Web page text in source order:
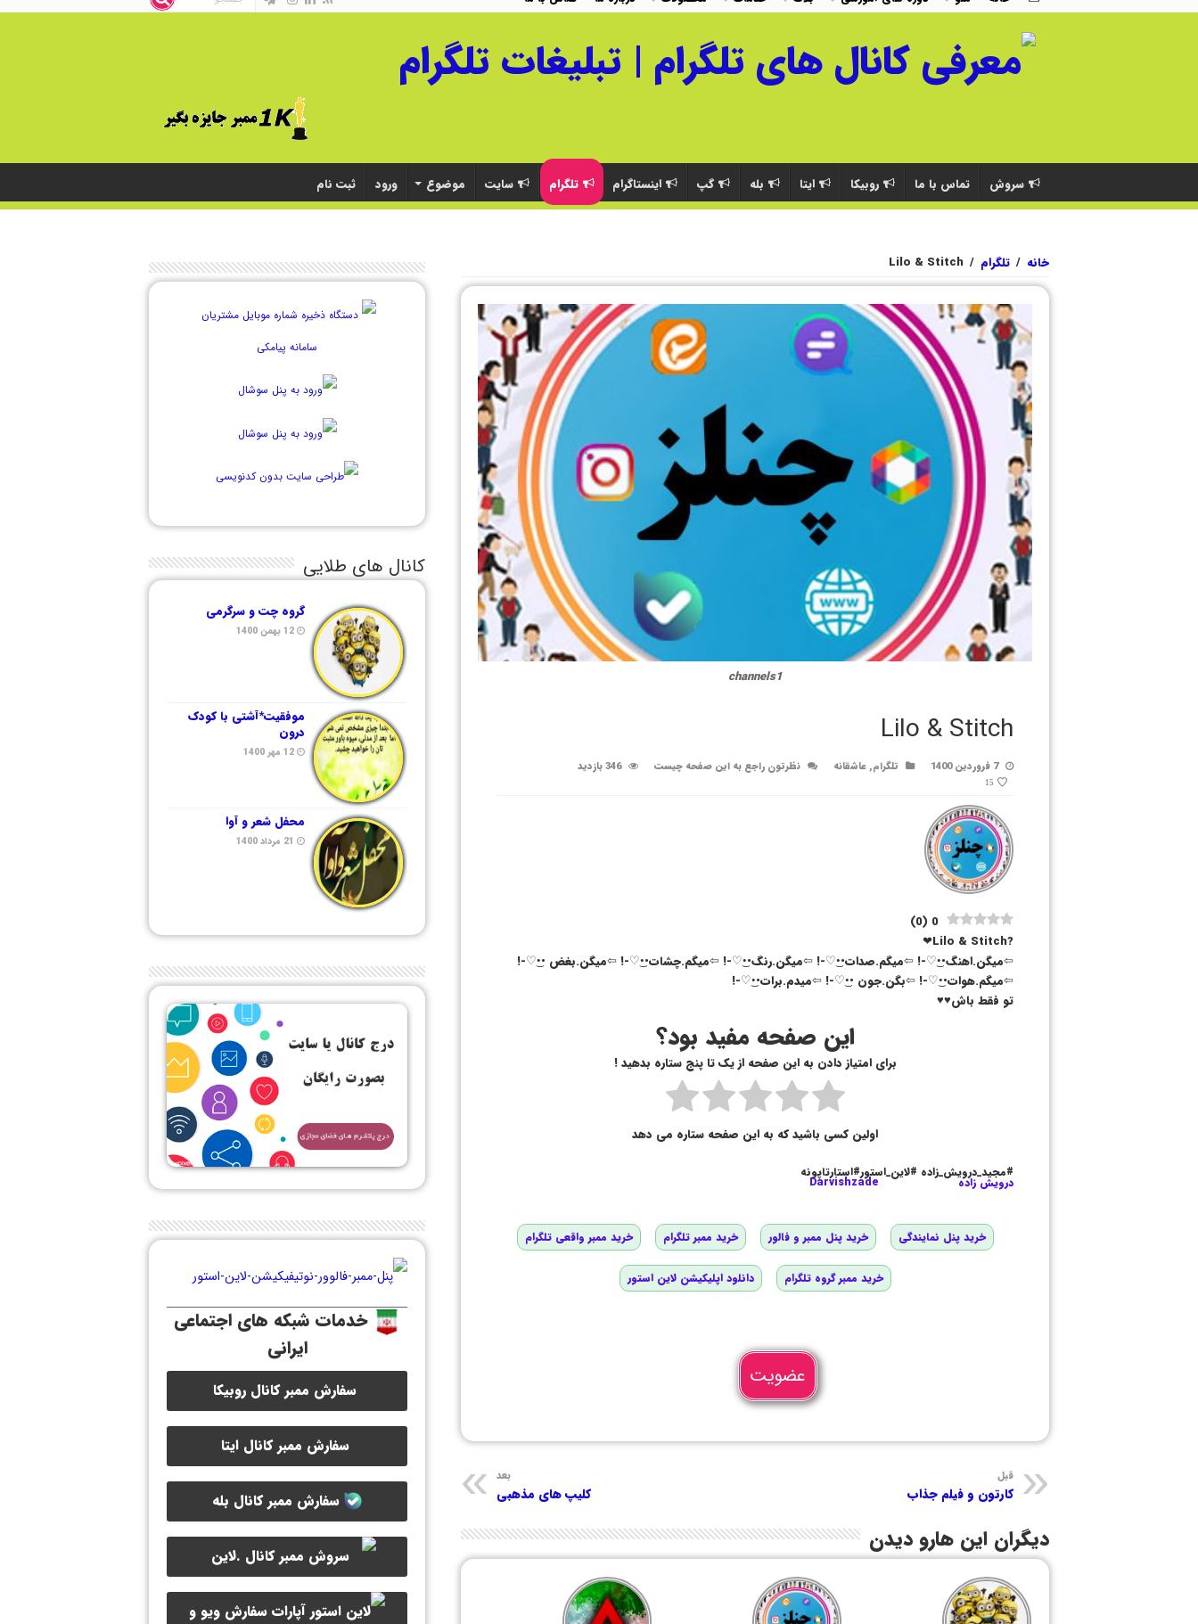
سروش تماس با ما روبیکا ایتا بله گپ اینستاگرام تلگرام سایت موضوع ورود ثبت نام
خانه / تلگرام /
Lilo & Stitch
channels1
Lilo & Stitch
7 فروردین 1400 تلگرام,عاشقانه نظرتون راجع به این صفحه چیست 346 بازدید
15
0
(
0
)
?Lilo & Stitch❤
⇦میگن.اهنگ••͜♡-! ⇦میگم.صدات••͜♡-! ⇦میگن.رنگ••͜♡-! ⇦میگم.چشات••͜♡-! ⇦میگن.بغض ••͜♡-!
⇦میگم.هوات••͜♡-! ⇦بگن.جون ••͜♡-! ⇦میدم.برات••͜♡-!
تو فقط باش♥️♥️
این صفحه مفید بود؟
برای امتیاز دادن به این صفحه از یک تا پنج ستاره بدهید !
اولین کسی باشید که به این صفحه ستاره می دهد
#مجید_درویش_زاده #لاین_استور#استارتاپونه
درویش زاده Darvishzade
خرید پنل نمایندگی خرید پنل ممبر و فالور خرید ممبر تلگرام خرید ممبر واقعی تلگرام
خرید ممبر گروه تلگرام دانلود اپلیکیشن لاین استور
عضویت
قبل
کارتون و فیلم جذاب
بعد
کلیپ های مذهبی
دیگران این هارو دیدن
کانال های طلایی
گروه چت و سرگرمی
12 بهمن 1400
موفقیت*آشتی با کودک
درون
12 مهر 1400
محفل شعر و آوا
21 مرداد 1400
خدمات شبکه های اجتماعی
ایرانی
سفارش ممبر کانال روبیکا
سفارش ممبر کانال ایتا
سفارش ممبر کانال بله
سفارش ویو و